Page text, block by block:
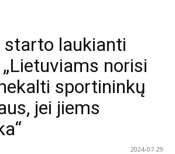
starto laukianti
norisi
sportininkų
jei jiems
2024-07-29